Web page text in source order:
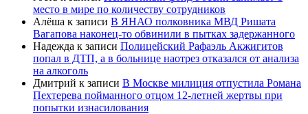
место в мире по количеству сотрудников
Алёша к записи В ЯНАО полковника МВД Ришата
Вагапова наконец-то обвинили в пытках задержанного
Надежда к записи Полицейский Рафаэль Акжигитов
попал в ДТП, а в больнице наотрез отказался от анализа
на алкоголь
Дмитрий к записи В Москве милиция отпустила Романа
Пехтерева пойманного отцом 12-летней жертвы при
попытки изнасилования